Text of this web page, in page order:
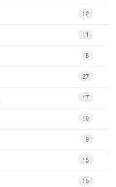
12
11
8
27
17
19
9
15
15